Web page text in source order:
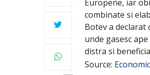
Europene, iar
combinate si
Botev a declarat
unde gasesc
distra si
Source: